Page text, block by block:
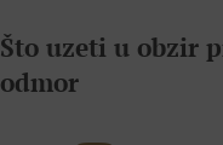
Što uzeti u obzir
odmor